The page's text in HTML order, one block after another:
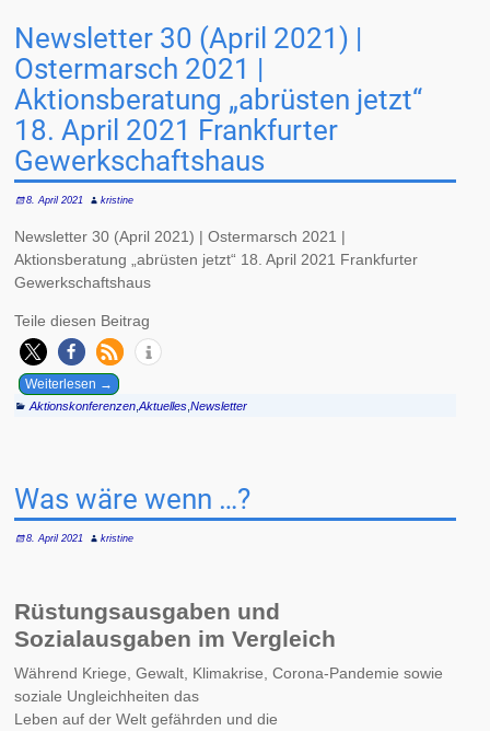
Newsletter 30 (April 2021) |
Ostermarsch 2021 |
Aktionsberatung „abrüsten jetzt“
18. April 2021 Frankfurter
Gewerkschaftshaus
8. April 2021 kristine
Newsletter 30 (April 2021) | Ostermarsch 2021 |
Aktionsberatung „abrüsten jetzt“ 18. April 2021 Frankfurter
Gewerkschaftshaus
Teile diesen Beitrag
Weiterlesen →
Aktionskonferenzen, Aktuelles, Newsletter
Was wäre wenn …?
8. April 2021 kristine
Rüstungsausgaben und
Sozialausgaben im Vergleich
Während Kriege, Gewalt, Klimakrise, Corona-Pandemie sowie
soziale Ungleichheiten das
Leben auf der Welt gefährden und die